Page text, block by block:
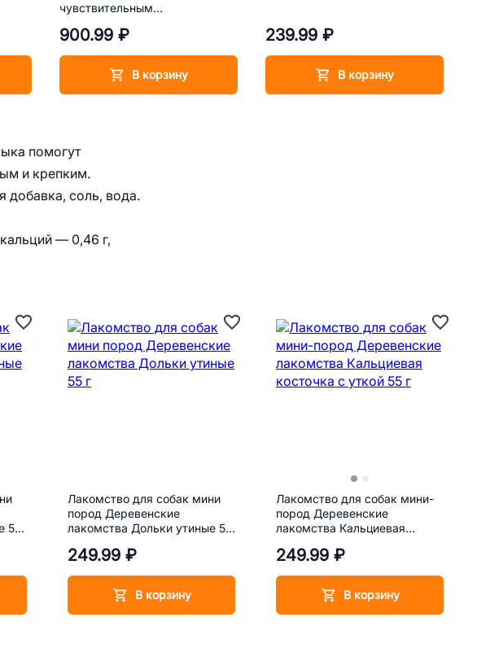
помогут
и крепким.
добавка, соль, вода.
кальций — 0,46 г,
чувствительным
Mini Lamb с ягненком 800 г
900.99 ₽
В корзину
239.99 ₽
В корзину
55
Лакомство для собак мини
пород Деревенские
лакомства Дольки утиные 55
249.99 ₽
В корзину
Лакомство для собак мини-
пород Деревенские
лакомства Кальциевая
249.99 ₽
В корзину